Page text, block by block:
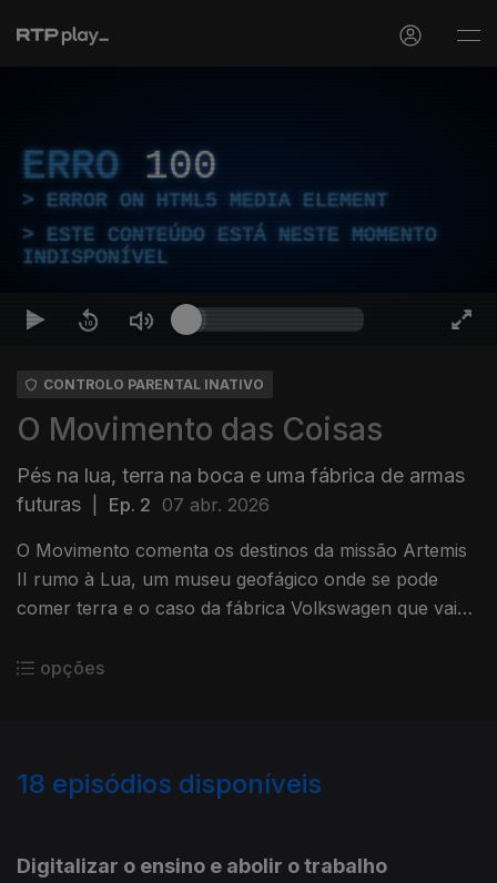
ERRO 100
ERROR ON HTML5 MEDIA ELEMENT
ESTE CONTEÚDO ESTÁ NESTE MOMENTO
INDISPONÍVEL
CONTROLO PARENTAL INATIVO
O Movimento das Coisas
Pés na lua, terra na boca e uma fábrica de armas
futuras
Ep. 2 07 abr. 2026
O Movimento comenta os destinos da missão Artemis
II rumo à Lua, um museu geofágico onde se pode
comer terra e o caso da fábrica Volkswagen que vai
opções
18 episódios disponíveis
Digitalizar o ensino e abolir o trabalho